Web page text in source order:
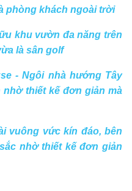
phòng khách ngoài trời
khu vườn đa năng trên
là sân golf
- Ngôi nhà hướng Tây
thiết kế đơn giản mà
vuông vức kín đáo, bên
nhờ thiết kế đơn giản